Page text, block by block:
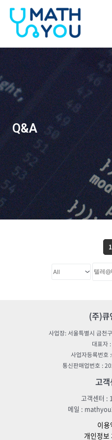
건너뛰기
Q&A
1
(주)큐
사업장: 서울특별시 금천
대표자
사업자등록번
통신판매업번호 :
고
고객센터 :
메일 :
이용
개인정보